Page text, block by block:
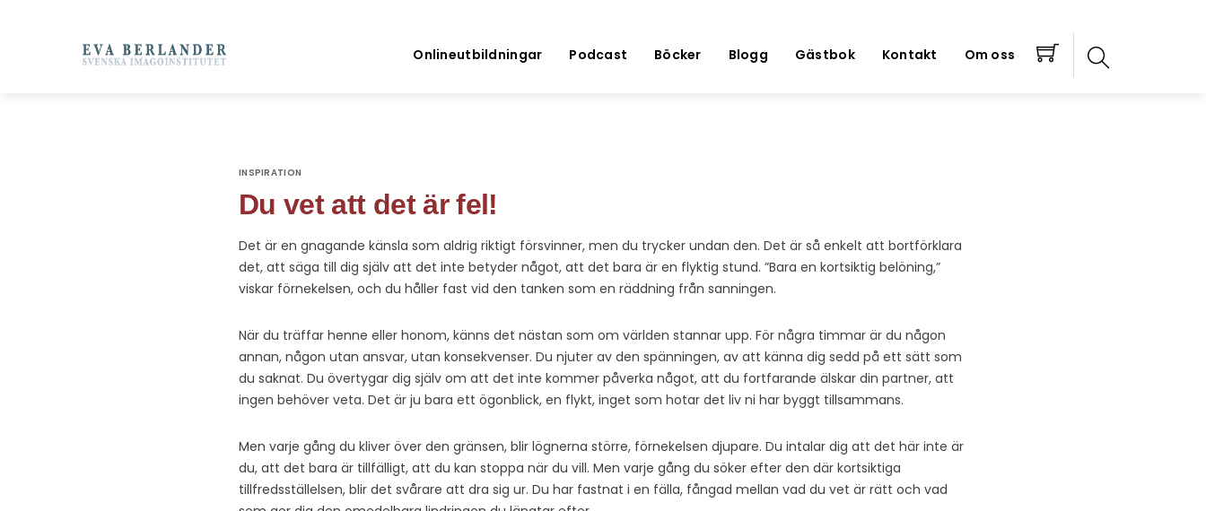
Onlineutbildningar Podcast Böcker Blogg Gästbok Kontakt Om oss
INSPIRATION
Du vet att det är fel!
Det är en gnagande känsla som aldrig riktigt försvinner, men du trycker undan den. Det är så enkelt att bortförklara
det, att säga till dig själv att det inte betyder något, att det bara är en flyktig stund. ”Bara en kortsiktig belöning,”
viskar förnekelsen, och du håller fast vid den tanken som en räddning från sanningen.
När du träffar henne eller honom, känns det nästan som om världen stannar upp. För några timmar är du någon
annan, någon utan ansvar, utan konsekvenser. Du njuter av den spänningen, av att känna dig sedd på ett sätt som
du saknat. Du övertygar dig själv om att det inte kommer påverka något, att du fortfarande älskar din partner, att
ingen behöver veta. Det är ju bara ett ögonblick, en flykt, inget som hotar det liv ni har byggt tillsammans.
Men varje gång du kliver över den gränsen, blir lögnerna större, förnekelsen djupare. Du intalar dig att det här inte är
du, att det bara är tillfälligt, att du kan stoppa när du vill. Men varje gång du söker efter den där kortsiktiga
tillfredsställelsen, blir det svårare att dra sig ur. Du har fastnat i en fälla, fångad mellan vad du vet är rätt och vad